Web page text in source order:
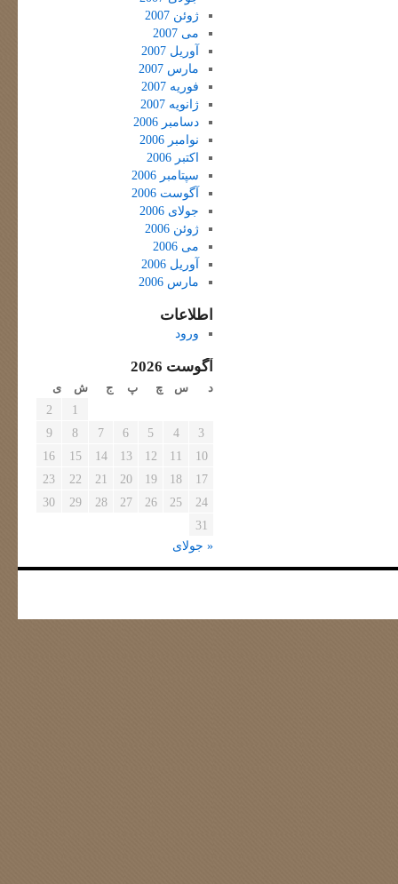
ژوئن 2007
می 2007
آوریل 2007
مارس 2007
فوریه 2007
ژانویه 2007
دسامبر 2006
نوامبر 2006
اکتبر 2006
سپتامبر 2006
آگوست 2006
جولای 2006
ژوئن 2006
می 2006
آوریل 2006
مارس 2006
اطلاعات
ورود
آگوست 2026
د س چ پ ج ش ی
1
2
3
4
5
6
7
8
9
10
11
12
13
14
15
16
17
18
19
20
21
22
23
24
25
26
27
28
29
30
31
« جولای